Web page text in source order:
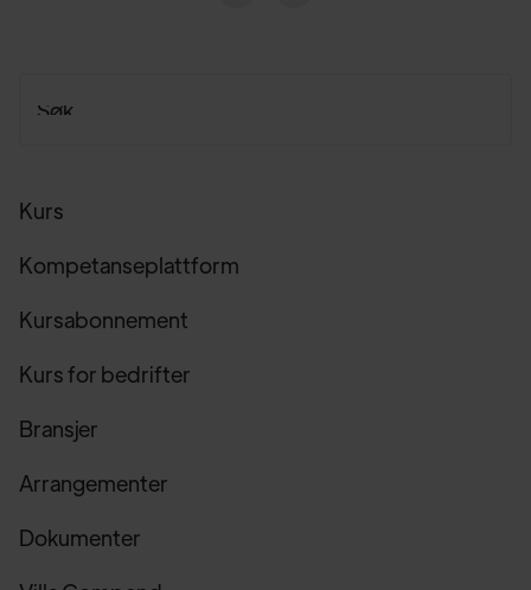
Kurs
Kompetanseplattform
Kursabonnement
Kurs for bedrifter
Bransjer
Arrangementer
Dokumenter